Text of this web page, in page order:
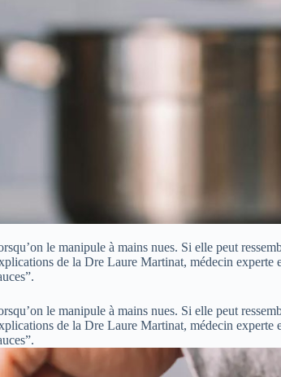
le manipule à mains nues. Si elle peut
de la Dre Laure Martinat, médecin
le manipule à mains nues. Si elle peut
de la Dre Laure Martinat, médecin